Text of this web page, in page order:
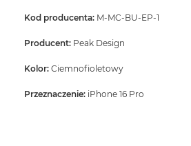
Kod producenta: M-MC-BU-EP-1
Producent: Peak Design
Kolor: Ciemnofioletowy
Przeznaczenie: iPhone 16 Pro